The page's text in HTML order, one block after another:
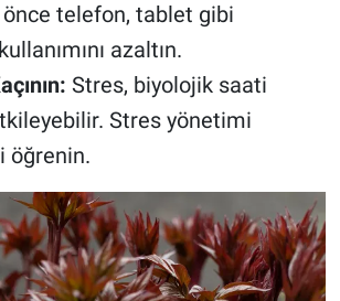
telefon, tablet gibi
azaltın.
Stres, biyolojik saati
Stres yönetimi
öğrenin.